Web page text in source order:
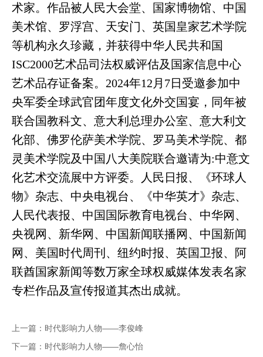
术家。作品被人民大会堂、国家博物馆、中国
美术馆、罗浮宫、天安门、英国皇家艺术学院
等机构永久珍藏，并获得中华人民共和国
ISC2000艺术品司法权威评估及国家信息中心
艺术品存证备案。2024年12月7日受邀参加中
央军委全球武官团年度文化外交国宴，同年被
联合国教科文、意大利总理办公室、意大利文
化部、佛罗伦萨美术学院、罗马美术学院、都
灵美术学院及中国八大美院联合邀请为:中意文
化艺术交流展中方评委。人民日报、《环球人
物》杂志、中央电视台、《中华英才》杂志、
人民代表报、中国国际教育电视台、中华网、
央视网、新华网、中国新闻联播网、中国新闻
网、美国时代周刊、纽约时报、英国卫报、阿
联酋国家新闻等数万家全球权威媒体发表名家
专栏作品及宣传报道其杰出成就。
上一篇： 时代影响力人物——李俊峰
下一篇： 时代影响力人物——詹心怡